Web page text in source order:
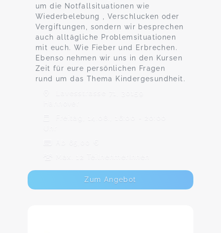
um die Notfallsituationen wie
Wiederbelebung , Verschlucken oder
Vergiftungen, sondern wir besprechen
auch alltägliche Problemsituationen
mit euch. Wie Fieber und Erbrechen.
Ebenso nehmen wir uns in den Kursen
Zeit für eure persönlichen Fragen
rund um das Thema Kindergesundheit.
Lavesstrasse 71, 30159
Hannover
Freitag, 14.08., 16:00 - 20:00
Ab 65,00 €
Max. 12 TeilnehmerInnen
Zum Angebot